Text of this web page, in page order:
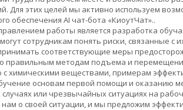
Для этих целей мы активно используем
обеспечения AI чат-бота «КиоутЧат»..
работы является разработка
сотрудникам понять риски, связанные с
соответствующие меры
правильным методам подъема и
химическими веществами, примерам
основам первой помощи и оказанию
или чрезвычайных ситуациях на
нам о своей ситуации, и мы предложим